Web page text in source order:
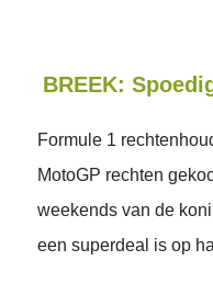
BREEK:
Formule 1
MotoGP rechten
weekends van de
een superdeal is op